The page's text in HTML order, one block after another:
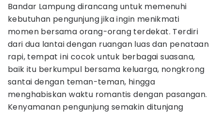
Bandar Lampung dirancang untuk memenuhi
kebutuhan pengunjung jika ingin menikmati
momen bersama orang-orang terdekat. Terdiri
dari dua lantai dengan ruangan luas dan penataan
rapi, tempat ini cocok untuk berbagai suasana,
baik itu berkumpul bersama keluarga, nongkrong
santai dengan teman-teman, hingga
menghabiskan waktu romantis dengan pasangan.
Kenyamanan pengunjung semakin ditunjang